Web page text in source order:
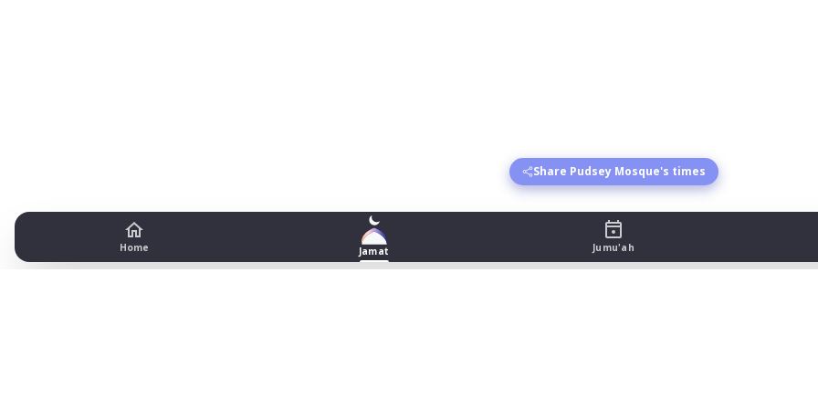
Share Pudsey Mosque's times
Home Jamat Jumu'ah